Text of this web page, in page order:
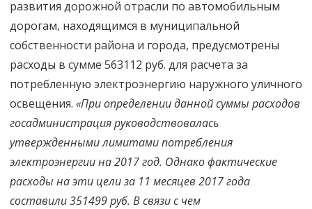
развития дорожной отрасли по автомобильным
дорогам, находящимся в муниципальной
собственности района и города, предусмотрены
расходы в сумме 563112 руб. для расчета за
потребленную электроэнергию наружного уличного
освещения. «При определении данной суммы расходов
госадминистрация руководствовалась
утвержденными лимитами потребления
электроэнергии на 2017 год. Однако фактические
расходы на эти цели за 11 месяцев 2017 года
составили 351499 руб. В связи с чем